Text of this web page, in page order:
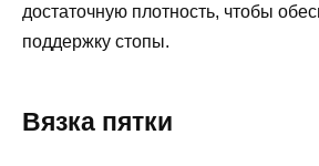
достаточную плотность, чтобы
поддержку стопы.
Вязка пятки